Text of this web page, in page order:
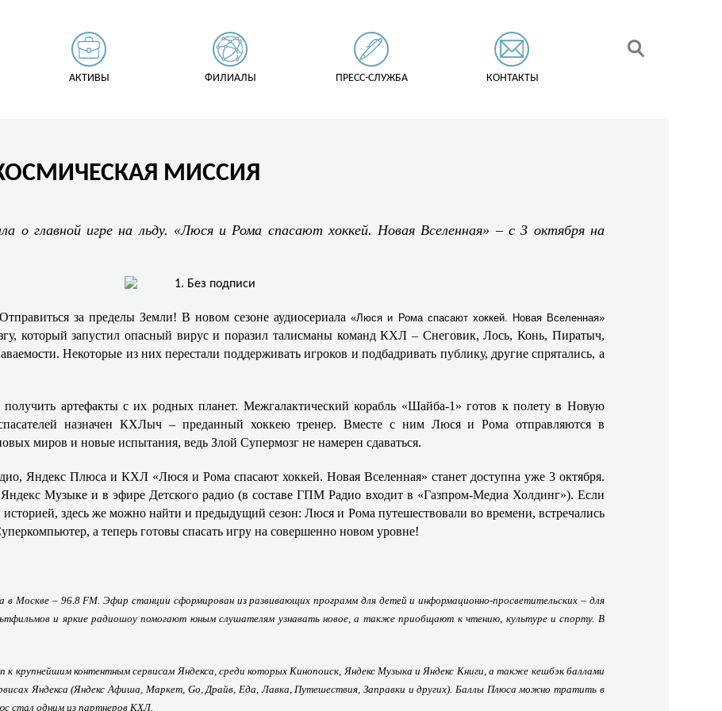
АКТИВЫ ФИЛИАЛЫ ПРЕСС-СЛУЖБА КОНТАКТЫ
МИССИЯ
о главной игре на льду. «Люся и Рома спасают хоккей. Новая Вселенная» – с 3 октября на
за пределы Земли! В новом сезоне аудиосериала«Люся и Рома спасают хоккей. Новая Вселенная»
который запустил опасный вирус и поразил талисманы команд КХЛ – Снеговик, Лось, Конь, Пиратыч,
Некоторые из них перестали поддерживать игроков и подбадривать публику, другие спрятались, а
артефакты с их родных планет. Межгалактический корабль «Шайба-1» готов к полету в Новую
спасателей назначен КХЛыч – преданный хоккею тренер. Вместе с ним Люся и Рома отправляются в
миров и новые испытания, ведь Злой Супермозг не намерен сдаваться.
Яндекс Плюса и КХЛ «Люся и Рома спасают хоккей. Новая Вселенная» станет доступна уже 3 октября.
Музыке и в эфире Детского радио (в составе ГПМ Радио входит в «Газпром-Медиа Холдинг»). Если
здесь же можно найти и предыдущий сезон: Люся и Рома путешествовали во времени, встречались
а теперь готовы спасать игру на совершенно новом уровне!
Москве – 96.8 FM. Эфир станции сформирован из развивающих программ для детей и информационно-просветительских – для
и яркие радиошоу помогают юным слушателям узнавать новое, а также приобщают к чтению, культуре и спорту. В
крупнейшим контентным сервисам Яндекса, среди которых Кинопоиск, Яндекс Музыка и Яндекс Книги, а также кешбэк баллами
Яндекса (Яндекс Афиша, Маркет, Go, Драйв, Еда, Лавка, Путешествия, Заправки и других). Баллы Плюса можно тратить в
стал одним из партнеров КХЛ.